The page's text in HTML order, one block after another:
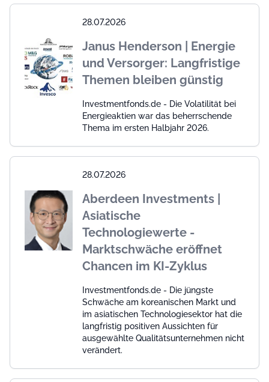
28.07.2026
Janus Henderson | Energie
und Versorger: Langfristige
Themen bleiben günstig
Investmentfonds.de - Die Volatilität bei
Energieaktien war das beherrschende
Thema im ersten Halbjahr 2026.
28.07.2026
Aberdeen Investments |
Asiatische
Technologiewerte -
Marktschwäche eröffnet
Chancen im KI-Zyklus
Investmentfonds.de - Die jüngste
Schwäche am koreanischen Markt und
im asiatischen Technologiesektor hat die
langfristig positiven Aussichten für
ausgewählte Qualitätsunternehmen nicht
verändert.